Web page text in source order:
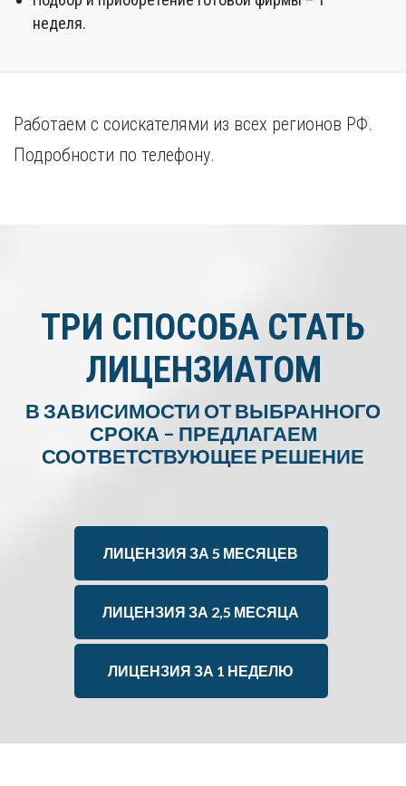
неделя.
Работаем с соискателями из всех регионов РФ.
Подробности по телефону.
ТРИ СПОСОБА СТАТЬ
ЛИЦЕНЗИАТОМ
В ЗАВИСИМОСТИ ОТ ВЫБРАННОГО
СРОКА – ПРЕДЛАГАЕМ
СООТВЕТСТВУЮЩЕЕ РЕШЕНИЕ
ЛИЦЕНЗИЯ ЗА 5 МЕСЯЦЕВ
ЛИЦЕНЗИЯ ЗА 2,5 МЕСЯЦА
ЛИЦЕНЗИЯ ЗА 1 НЕДЕЛЮ